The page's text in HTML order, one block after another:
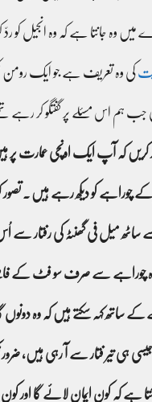
وہ جانتا ہے کہ وہ انجیل کو
کی وہ تعریف ہے جو ایک
ہم اس مسئلے پر گفتگو کر
کریں کہ آپ ایک اونچی عمارت
کو دیکھ رہے ہیں ۔ تصور
ساٹھ میل فی گھنٹہ کی رفتار سے
وہ چوراہے سے صرف سو فٹ کے
ساتھ کہہ سکتے ہیں کہ وہ دونوں
ہی تیر فتار سے آ رہی ہیں،
ہے کہ کون ایمان لائے گا اور